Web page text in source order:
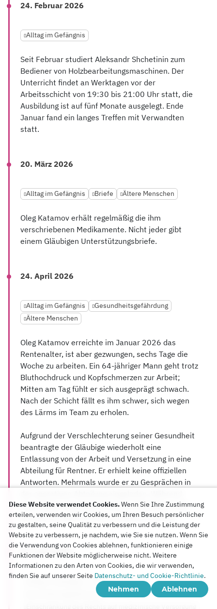
24. Februar 2026
Alltag im Gefängnis
Seit Februar studiert Aleksandr Shchetinin zum
Bediener von Holzbearbeitungsmaschinen. Der
Unterricht findet an Werktagen vor der
Arbeitsschicht von 19:30 bis 21:00 Uhr statt, die
Ausbildung ist auf fünf Monate ausgelegt. Ende
Januar fand ein langes Treffen mit Verwandten
statt.
20. März 2026
Alltag im Gefängnis Briefe Ältere Menschen
Oleg Katamov erhält regelmäßig die ihm
verschriebenen Medikamente. Nicht jeder gibt
einem Gläubigen Unterstützungsbriefe.
24. April 2026
Alltag im Gefängnis
Gesundheitsgefährdung
Ältere Menschen
Oleg Katamov erreichte im Januar 2026 das
Rentenalter, ist aber gezwungen, sechs Tage die
Woche zu arbeiten. Ein 64-jähriger Mann geht trotz
Bluthochdruck und Kopfschmerzen zur Arbeit;
Mitten am Tag fühlt er sich ausgeprägt schwach.
Nach der Schicht fällt es ihm schwer, sich wegen
des Lärms im Team zu erholen.
Aufgrund der Verschlechterung seiner Gesundheit
beantragte der Gläubige wiederholt eine
Entlassung von der Arbeit und Versetzung in eine
Abteilung für Rentner. Er erhielt keine offiziellen
Antworten. Mehrmals wurde er zu Gesprächen in
eines dieser Gespräche wurde er befohlen, mehr
als zwei Stunden im Flur zur Wand zu stehen.
22. Juni 2026
Ältere Menschen
Gesundheitsgefährdung
Diese Website verwendet Cookies.Wenn Sie Ihre Zustimmung
erteilen, verwenden wir Cookies, um Ihren Besuch persönlicher
zu gestalten, seine Qualität zu verbessern und die Leistung der
Website zu verbessern, je nachdem, wie Sie sie nutzen. Wenn Sie
die Verwendung von Cookies ablehnen, funktionieren einige
Funktionen der Website möglicherweise nicht. Weitere
Informationen zu den Arten von Cookies, die wir verwenden,
finden Sie auf unserer Seite Datenschutz- und Cookie-Richtlinie.
Nehmen
Ablehnen